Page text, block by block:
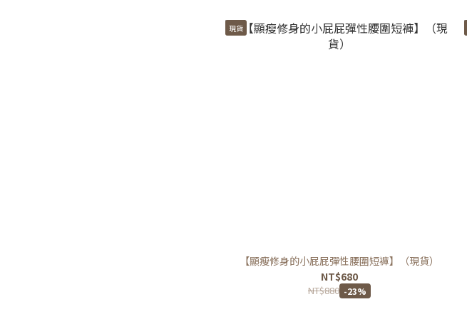
現貨
【顯瘦修身的小屁屁彈性腰圍短褲】（現貨）
NT$680
NT$880 -23%